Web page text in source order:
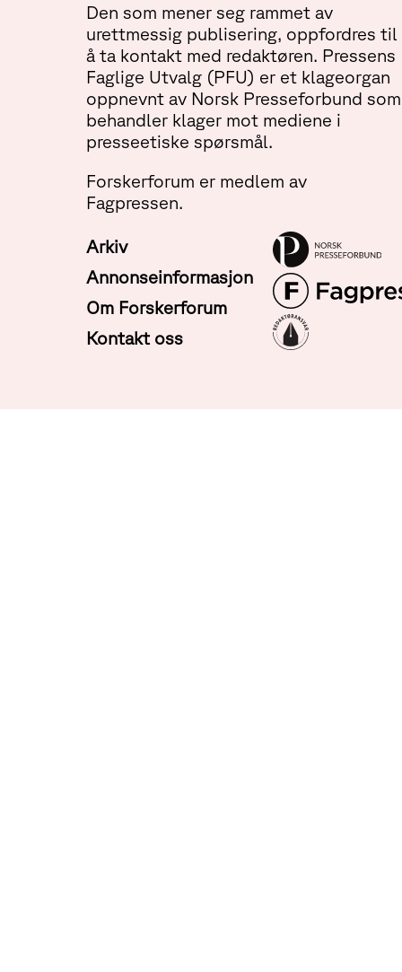
Den som mener seg rammet av
urettmessig publisering, oppfordres til
å ta kontakt med redaktøren. Pressens
Faglige Utvalg (PFU) er et klageorgan
oppnevnt av Norsk Presseforbund som
behandler klager mot mediene i
presseetiske spørsmål.
Forskerforum er medlem av
Fagpressen.
Arkiv
Annonseinformasjon
Om Forskerforum
Kontakt oss